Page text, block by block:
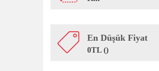
En Düşük Fiyat
0TL ()